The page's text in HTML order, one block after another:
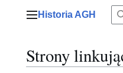
Menu główne
Historia AGH
Strony